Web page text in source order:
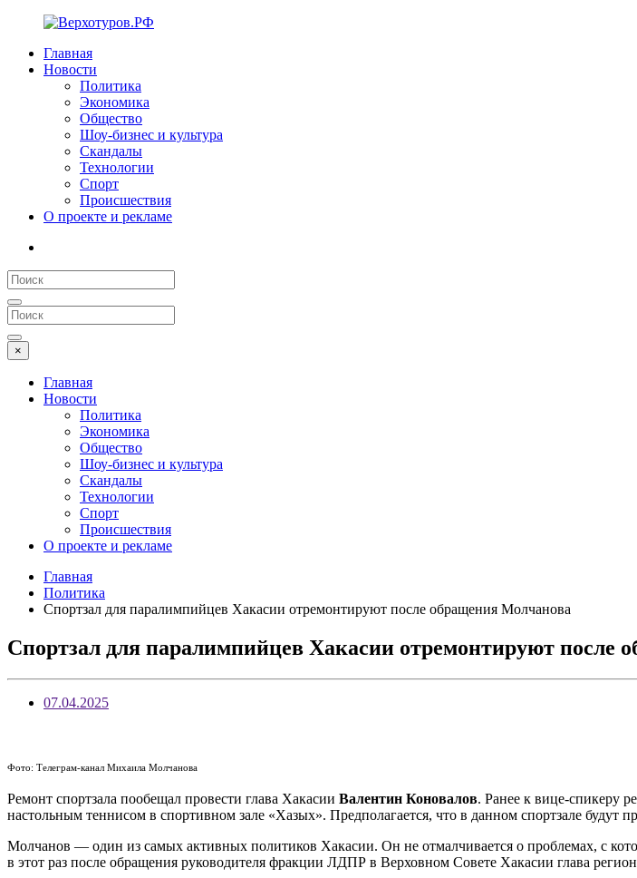
Главная
Новости
Политика
Экономика
Общество
Шоу-бизнес и культура
Скандалы
Технологии
Спорт
Происшествия
О проекте и рекламе
×
Главная
Новости
Политика
Экономика
Общество
Шоу-бизнес и культура
Скандалы
Технологии
Спорт
Происшествия
О проекте и рекламе
Главная
Политика
Спортзал для паралимпийцев Хакасии отремонтируют после обращения Молчанова
Спортзал для паралимпийцев Хакасии отремонтируют после
07.04.2025
Фото: Телеграм-канал Михаила Молчанова
Ремонт спортзала пообещал провести глава Хакасии Валентин Коновалов. Ранее к вице-спикеру
настольным теннисом в спортивном зале «Хазых». Предполагается, что в данном спортзале
Молчанов — один из самых активных политиков Хакасии. Он не отмалчивается о проблемах, с
в этот раз после обращения руководителя фракции ЛДПР в Верховном Совете Хакасии глава